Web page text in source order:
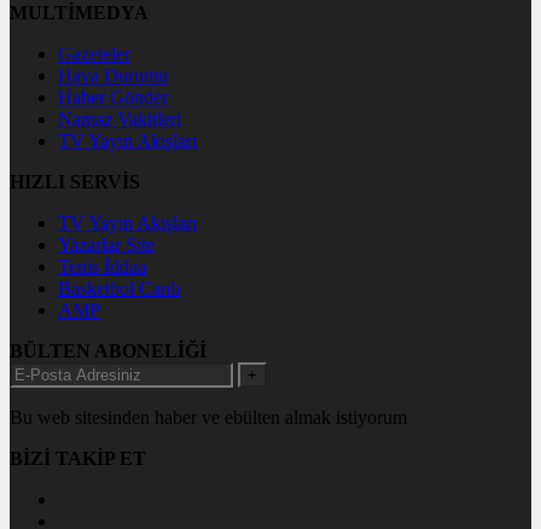
MULTİMEDYA
Gazeteler
Hava Durumu
Haber Gönder
Namaz Vakitleri
TV Yayın Akışları
HIZLI SERVİS
TV Yayın Akışları
Yazarlar Site
Tenis İddaa
Basketbol Canlı
AMP
BÜLTEN ABONELİĞİ
+
Bu web sitesinden haber ve ebülten almak istiyorum
BİZİ TAKİP ET